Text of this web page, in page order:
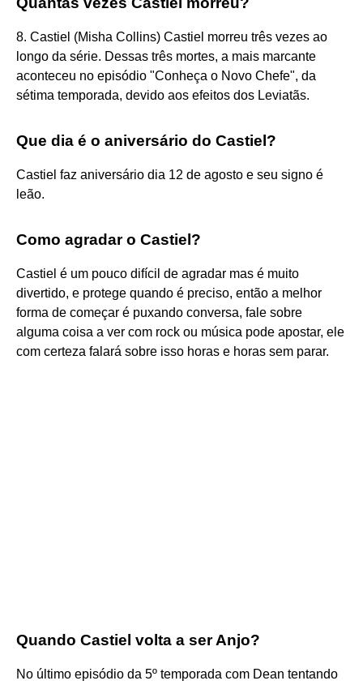
8. Castiel (Misha Collins) Castiel morreu três vezes ao
longo da série. Dessas três mortes, a mais marcante
aconteceu no episódio "Conheça o Novo Chefe", da
sétima temporada, devido aos efeitos dos Leviatãs.
Que dia é o aniversário do Castiel?
Castiel faz aniversário dia 12 de agosto e seu signo é
leão.
Como agradar o Castiel?
Castiel é um pouco difícil de agradar mas é muito
divertido, e protege quando é preciso, então a melhor
forma de começar é puxando conversa, fale sobre
alguma coisa a ver com rock ou música pode apostar, ele
com certeza falará sobre isso horas e horas sem parar.
Quando Castiel volta a ser Anjo?
No último episódio da 5º temporada com Dean tentando